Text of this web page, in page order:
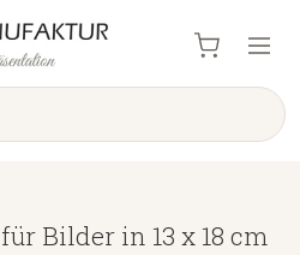
Bilder in 13 x 18 cm